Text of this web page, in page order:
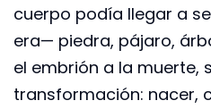
cuerpo podía llegar a
era— piedra, pájaro,
el embrión a la muerte,
transformación: nacer,